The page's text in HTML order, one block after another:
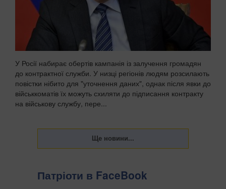
У Росії набирає обертів кампанія із залучення громадян
до контрактної служби. У низці регіонів людям розсилають
повістки нібито для "уточнення даних", однак після явки до
військкоматів їх можуть схиляти до підписання контракту
на військову службу, пере...
Патріоти в FaceBook